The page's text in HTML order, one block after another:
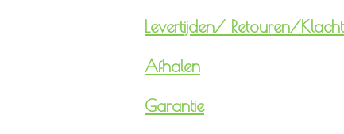
Levertijden/ Retouren/
Afhalen
Garantie